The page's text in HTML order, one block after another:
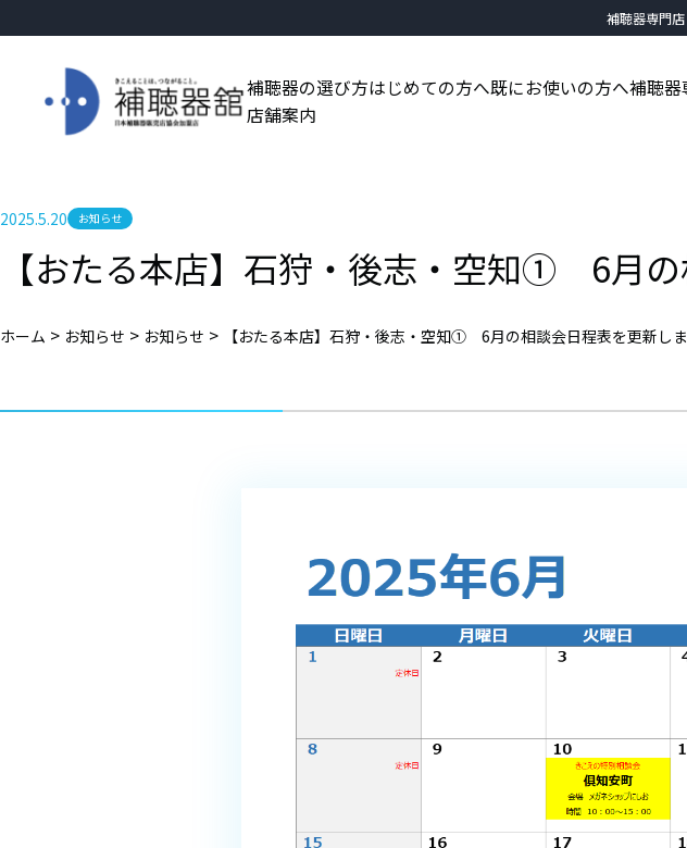
補聴器専門
補聴器の選び方はじめての方へ既にお使いの方へ補聴器
店舗案内
2025.5.20 お知らせ
【おたる本店】石狩・後志・空知① 6月の
ホーム > お知らせ > お知らせ > 【おたる本店】石狩・後志・空知① 6月の相談会日程表を更新しま